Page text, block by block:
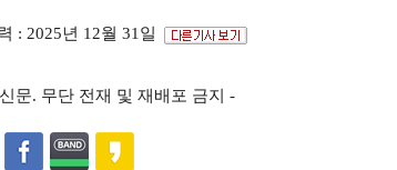
: 2025년 12월 31일
문. 무단 전재 및 재배포 금지 -